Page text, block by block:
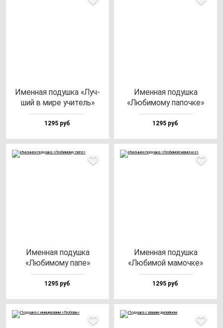
Имен­ная по­душ­ка «Луч­
ший в ми­ре учи­тель»
1295 руб
Имен­ная по­душ­ка
«Люби­мо­му па­поч­ке»
1295 руб
Имен­ная по­душ­ка
«Люби­мо­му па­пе»
1295 руб
Имен­ная по­душ­ка
«Люби­мой ма­моч­ке»
1295 руб